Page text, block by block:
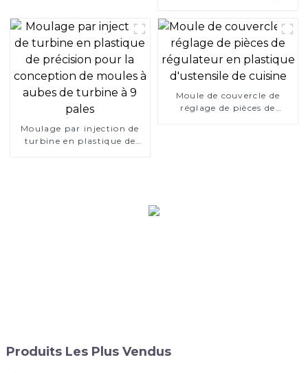
Moulage par injection de
turbine en plastique de
Moule de couvercle de
réglage de pièces de
Produits Les Plus Vendus